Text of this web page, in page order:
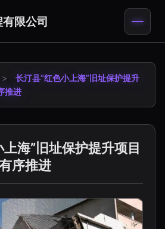
限公司
>
长汀县“红色小上海”旧址保护提升
推进
海”旧址保护提升项目
序推进